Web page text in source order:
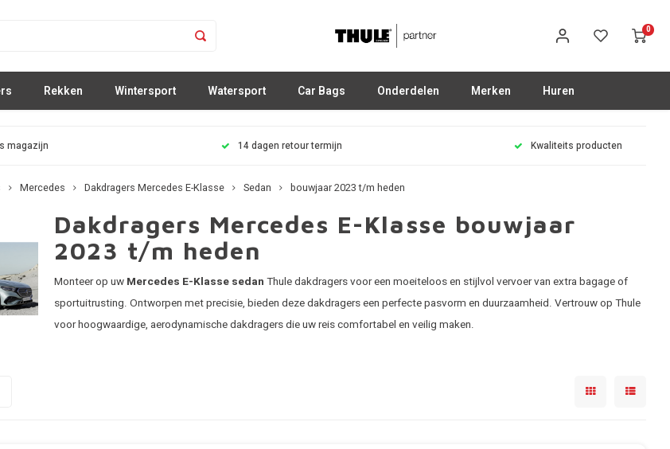
0
Rekken Wintersport Watersport Car Bags Onderdelen Merken Huren
magazijn 14 dagen retour termijn Kwaliteits producten
Mercedes Dakdragers Mercedes E-Klasse Sedan bouwjaar 2023 t/m heden
Dakdragers Mercedes E-Klasse bouwjaar
2023 t/m heden
Monteer op uw Mercedes E-Klasse sedan Thule dakdragers voor een moeiteloos en stijlvol vervoer van extra bagage of
sportuitrusting. Ontworpen met precisie, bieden deze dakdragers een perfecte pasvorm en duurzaamheid. Vertrouw op Thule
voor hoogwaardige, aerodynamische dakdragers die uw reis comfortabel en veilig maken.